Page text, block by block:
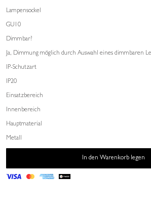
Lampensockel
GU10
Dimmbar?
Ja, Dimmung möglich durch Auswahl eines dimmbaren
IP-Schutzart
IP20
Einsatzbereich
Innenbereich
Hauptmaterial
Metall
In den Warenkorb legen